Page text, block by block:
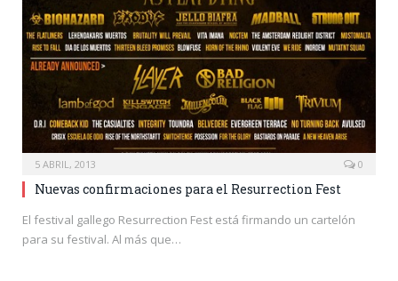
5 ABRIL, 2013 0
Nuevas confirmaciones para el Resurrection Fest
El festival gallego Resurrection Fest está firmando un cartelón
para su festival. Al más que…